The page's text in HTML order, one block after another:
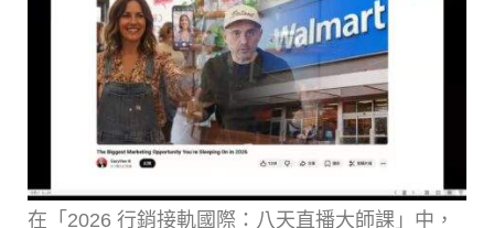
在「2026 行銷接軌國際：八天直播大師課」中，